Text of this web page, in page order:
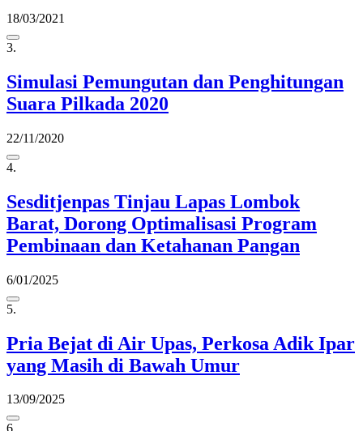
18/03/2021
3.
Simulasi Pemungutan dan Penghitungan
Suara Pilkada 2020
22/11/2020
4.
Sesditjenpas Tinjau Lapas Lombok
Barat, Dorong Optimalisasi Program
Pembinaan dan Ketahanan Pangan
6/01/2025
5.
Pria Bejat di Air Upas, Perkosa Adik Ipar
yang Masih di Bawah Umur
13/09/2025